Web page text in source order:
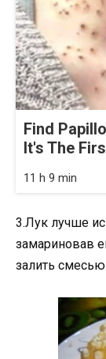
Find
It's The
11 h 9 min
3.Лук лучше
замариновав
залить смесью